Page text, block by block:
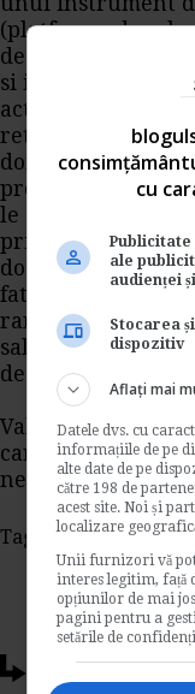
(platforma de e-
de interes,
si intalniri cu
actoi relevanti de
retele nationale
domeniul
programelor de
le ofera clientilor
privind egalitatea
dotarea centrelor
fata cerintelor
rand
sala mobila de
de formare in
Valoarea totala a
care 15 mil. lei
nerambursabila.
Tags: proiect nou
Ti-a placut
cu
Publicitate
ale
audienței
Stocarea
dispozitiv
Aflați mai
Datele dvs. cu
informațiile de pe
alte date de pe
către 198 de
acest site. Noi și
localizare
Unii furnizori vă
interes legitim, față
opțiunilor de mai
pagini pentru a
setările de